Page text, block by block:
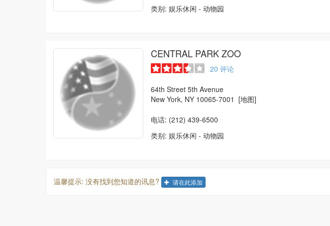
类别: 娱乐休闲 - 动物园
CENTRAL PARK ZOO
20 评论
64th Street 5th Avenue
New York, NY 10065-7001 [地图]
电话: (212) 439-6500
类别: 娱乐休闲 - 动物园
温馨提示: 没有找到您知道的讯息? 请在此添加